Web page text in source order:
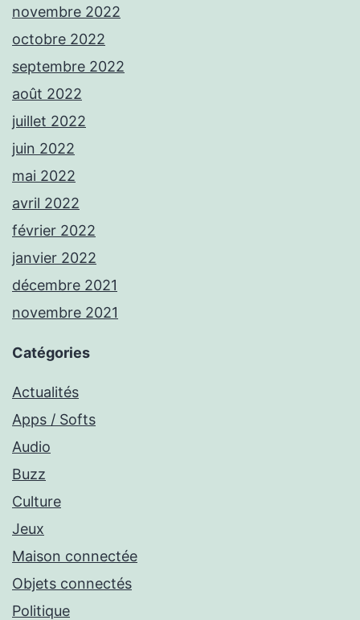
novembre 2022
octobre 2022
septembre 2022
août 2022
juillet 2022
juin 2022
mai 2022
avril 2022
février 2022
janvier 2022
décembre 2021
novembre 2021
Catégories
Actualités
Apps / Softs
Audio
Buzz
Culture
Jeux
Maison connectée
Objets connectés
Politique